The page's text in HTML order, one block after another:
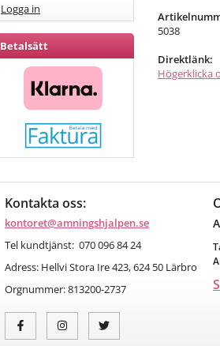
Logga in
Betalsätt
5038
Direktlänk:
Högerklicka
Kontakta oss:
kontoret@amningshjalpen.se
Tel kundtjänst: 070 096 84 24
Adress: Hellvi Stora Ire 423, 624 50 Lärbro
Orgnummer:813200-2737